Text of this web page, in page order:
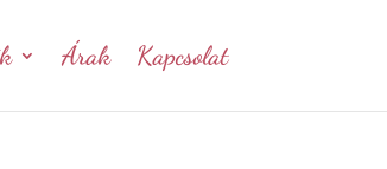
Árak Kapcsolat